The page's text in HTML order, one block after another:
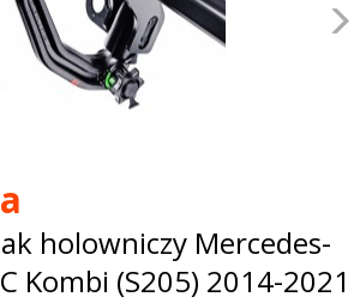
holowniczy Mercedes-
Kombi (S205) 2014-2021